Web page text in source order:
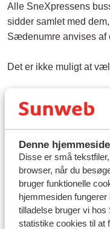
Denne
Disse er små
browser, når du
bruger funktionelle
hjemmesiden
tilladelse bruger vi
statistike cookies til at
Alle SneXpressens
sidder samlet med
Sædenumre anvises af
Det er ikke muligt at
Spørgsmål om det
Må jeg have mad og
Relaterede spørgsmål
Hvor længe skal mit